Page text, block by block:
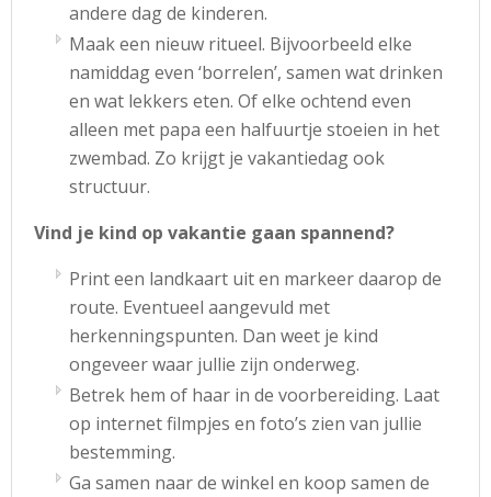
andere dag de kinderen.
Maak een nieuw ritueel. Bijvoorbeeld elke
namiddag even ‘borrelen’, samen wat drinken
en wat lekkers eten. Of elke ochtend even
alleen met papa een halfuurtje stoeien in het
zwembad. Zo krijgt je vakantiedag ook
structuur.
Vind je kind op vakantie gaan spannend?
Print een landkaart uit en markeer daarop de
route. Eventueel aangevuld met
herkenningspunten. Dan weet je kind
ongeveer waar jullie zijn onderweg.
Betrek hem of haar in de voorbereiding. Laat
op internet filmpjes en foto’s zien van jullie
bestemming.
Ga samen naar de winkel en koop samen de